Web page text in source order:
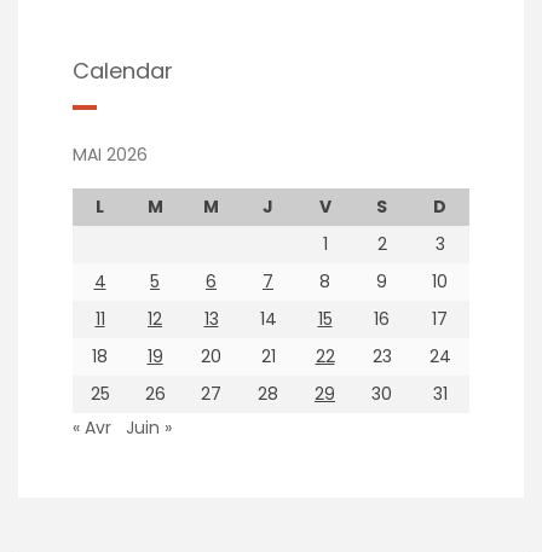
Calendar
MAI 2026
L M M J V S
D
1
2
3
4
5 6 7 8 9
10
11
12 13 14 15 16
17
18
19 20 21 22 23
24
25
26 27 28 29 30
31
« Avr
Juin »